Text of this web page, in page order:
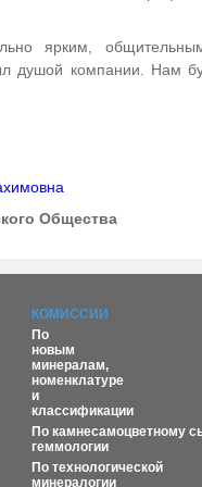
ярким,
душой компании. Нам
Общества
КОМИССИИ
По
новым
минералам,
номенклатуре
и
классификации
По камнесамоцветному
геммологии
По технологической
минералогии